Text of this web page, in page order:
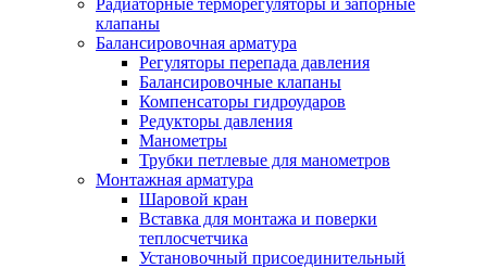
Радиаторные терморегуляторы и запорные
клапаны
Балансировочная арматура
Регуляторы перепада давления
Балансировочные клапаны
Компенсаторы гидроударов
Редукторы давления
Манометры
Трубки петлевые для манометров
Монтажная арматура
Шаровой кран
Вставка для монтажа и поверки
теплосчетчика
Установочный присоединительный